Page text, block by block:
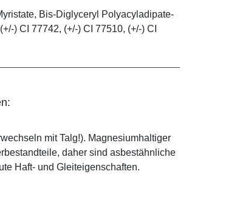
Bis-Diglyceryl Polyacyladipate-
) CI 77742, (+/-) CI 77510, (+/-) CI
mit Talg!). Magnesiumhaltiger
daher sind asbestähnliche
Haft- und Gleiteigenschaften.